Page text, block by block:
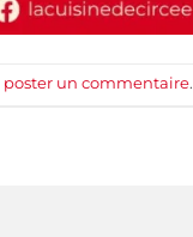
poster un commentaire.